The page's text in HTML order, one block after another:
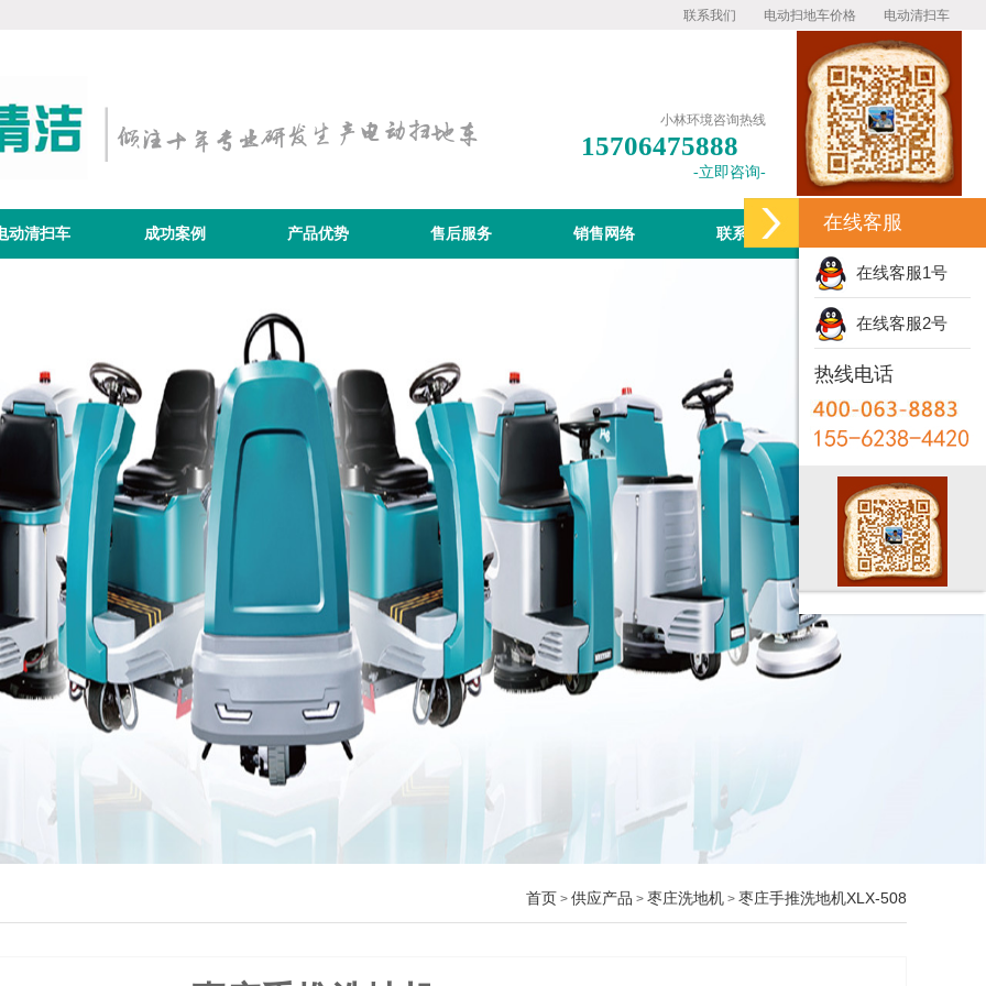
联系我们 电动扫地车价格 电动清扫车
小林环境咨询热线
15706475888
-立即咨询-
动清扫车 成功案例 产品优势 售后服务 销售网络 联系小林
首页 > 供应产品 > 枣庄洗地机 > 枣庄手推洗地机XLX-508
在线客服
在线客服1号
在线客服2号
热线电话